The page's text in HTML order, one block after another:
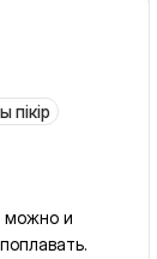
пікір
можно и